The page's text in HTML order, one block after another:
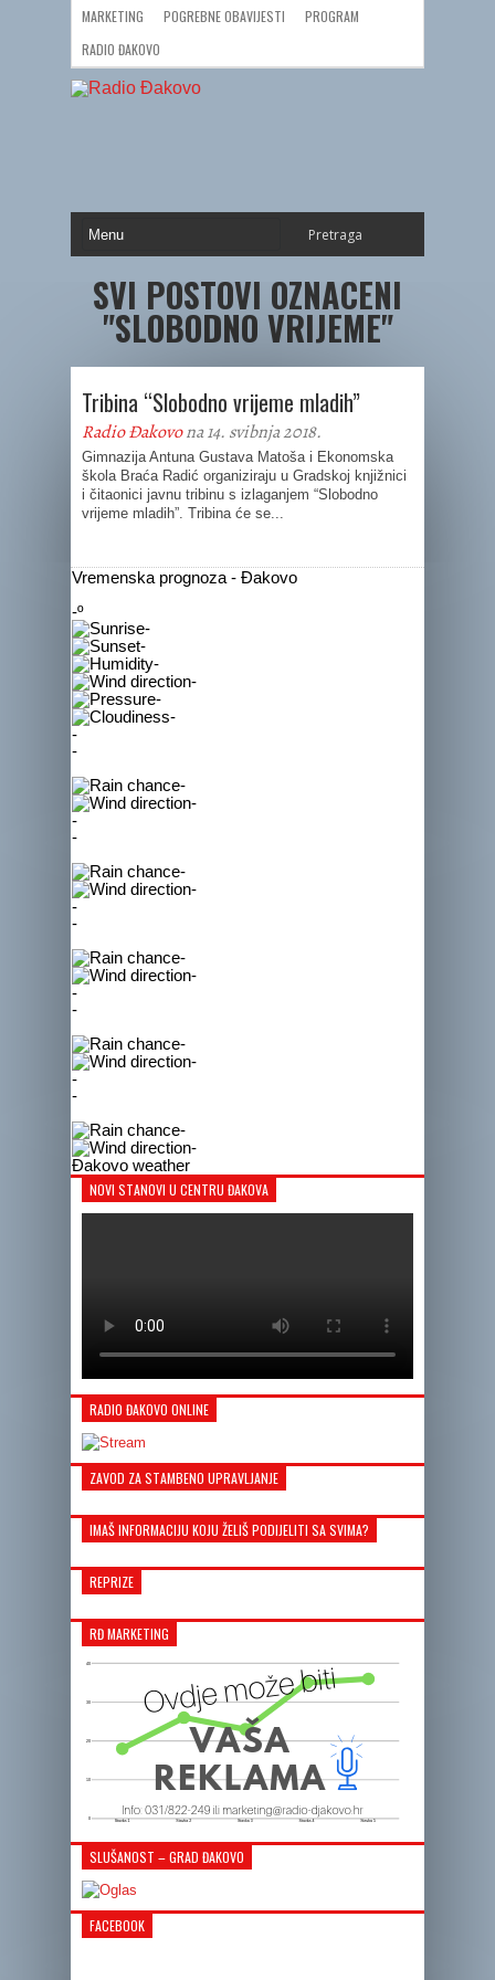
MARKETING POGREBNE OBAVIJESTI
PROGRAM
RADIO ĐAKOVO
SVI POSTOVI OZNACENI
"SLOBODNO VRIJEME"
Tribina “Slobodno vrijeme mladih”
Radio Đakovona 14. svibnja 2018.
Gimnazija Antuna Gustava Matoša i Ekonomska
škola Braća Radić organiziraju u Gradskoj knjižnici
i čitaonici javnu tribinu s izlaganjem “Slobodno
vrijeme mladih”. Tribina će se...
Vremenska prognoza - Đakovo
-º
-
-
-
-
-
-
-
-
-
-
-
-
-
-
-
-
-
-
-
-
-
-
-
-
-
-
Đakovo weather
NOVI STANOVI U CENTRU ĐAKOVA
RADIO ĐAKOVO ONLINE
ZAVOD ZA STAMBENO UPRAVLJANJE
IMAŠ INFORMACIJU KOJU ŽELIŠ PODIJELITI SA SVIMA?
REPRIZE
RĐ MARKETING
SLUŠANOST – GRAD ĐAKOVO
FACEBOOK